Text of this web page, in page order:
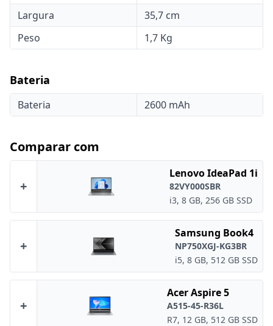
Largura
35,7 cm
Peso
1,7 Kg
Bateria
Bateria 2600 mAh
Comparar com
+
Lenovo IdeaPad 1i
82VY000SBR
i3, 8 GB, 256 GB SSD
+
Samsung Book4
NP750XGJ-KG3BR
i5, 8 GB, 512 GB SSD
+
Acer Aspire 5
A515-45-R36L
R7, 12 GB, 512 GB SSD